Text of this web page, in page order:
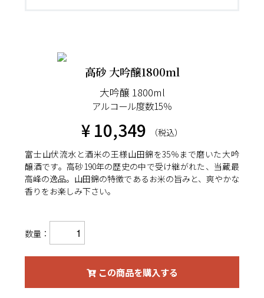
高砂 大吟醸1800ml
大吟醸 1800ml
アルコール度数15％
¥ 10,349
（税込）
富士山伏流水と酒米の王様山田錦を35％まで磨いた大吟
醸酒です。高砂190年の歴史の中で受け継がれた、当蔵最
高峰の逸品。山田錦の特徴であるお米の旨みと、爽やかな
香りをお楽しみ下さい。
数量：
この商品を購入する